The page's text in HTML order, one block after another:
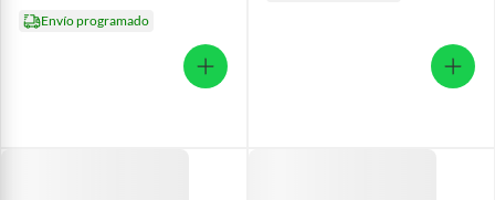
Envío programado